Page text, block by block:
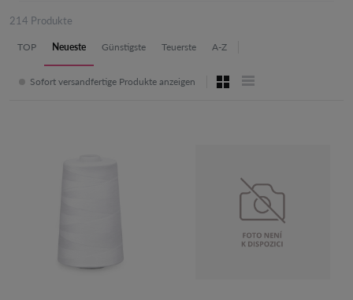
214 Produkte
TOP Neueste Günstigste Teuerste A-Z
Sofort versandfertige Produkte anzeigen